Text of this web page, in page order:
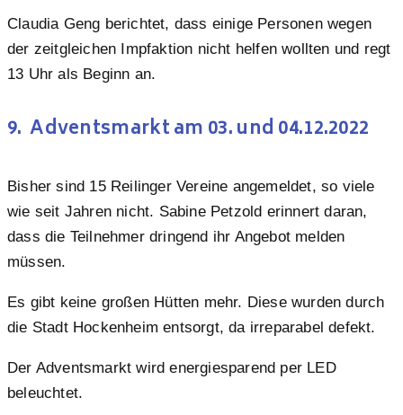
Claudia Geng berichtet, dass einige Personen wegen
der zeitgleichen Impfaktion nicht helfen wollten und regt
13 Uhr als Beginn an.
9. Adventsmarkt am 03. und 04.12.2022
Bisher sind 15 Reilinger Vereine angemeldet, so viele
wie seit Jahren nicht. Sabine Petzold erinnert daran,
dass die Teilnehmer dringend ihr Angebot melden
müssen.
Es gibt keine großen Hütten mehr. Diese wurden durch
die Stadt Hockenheim entsorgt, da irreparabel defekt.
Der Adventsmarkt wird energiesparend per LED
beleuchtet.